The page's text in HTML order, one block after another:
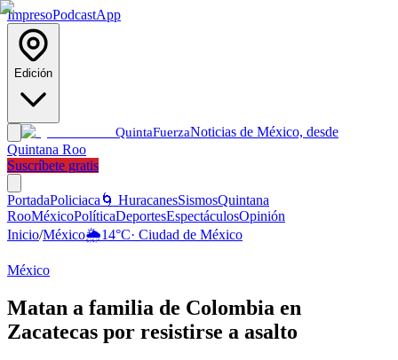
ImpresoPodcastApp
Edición
QuintaFuerzaNoticias de México, desde
Quintana Roo
Suscríbete gratis
PortadaPoliciaca 🌀 HuracanesSismosQuintana
RooMéxicoPolíticaDeportesEspectáculosOpinión
Inicio/México🌦️14°C· Ciudad de México
México
Matan a familia de Colombia en
Zacatecas por resistirse a asalto